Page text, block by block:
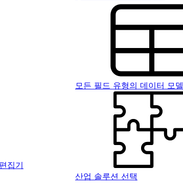
모든 필드 유형의 데이터 모델
집기
산업 솔루션 선택